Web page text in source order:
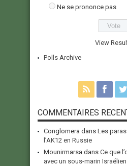
Ne se prononce pas
View
Polls Archive
COMMENTAIRES
Conglomera dans Les
l’AK12 en Russie
Mounirmarsa dans Ce que
avec un sous-marin Israélien